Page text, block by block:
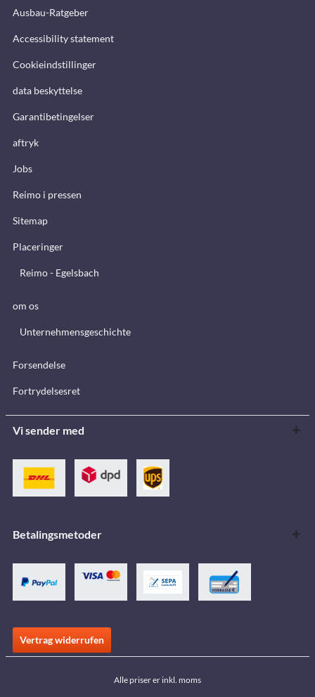
Ausbau-Ratgeber
Accessibility statement
Cookieindstillinger
data beskyttelse
Garantibetingelser
aftryk
Jobs
Reimo i pressen
Sitemap
Placeringer
Reimo - Egelsbach
om os
Unternehmensgeschichte
Forsendelse
Fortrydelsesret
Vi sender med
Betalingsmetoder
Vertrag widerrufen
Alle priser er inkl. moms